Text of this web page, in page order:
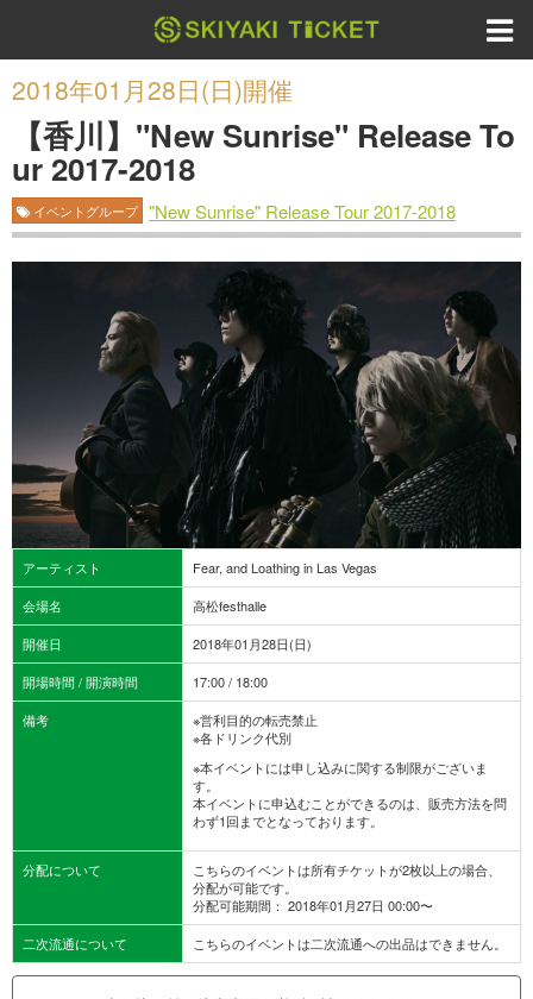
2018年01月28日(日)開催
【香川】"New Sunrise" Release To
ur 2017-2018
イベントグループ "New Sunrise" Release Tour 2017-2018
アーティスト
Fear, and Loathing in Las Vegas
会場名
高松festhalle
開催日
2018年01月28日(日)
開場時間 / 開演時間
17:00 / 18:00
備考
※営利目的の転売禁止
※各ドリンク代別
※本イベントには申し込みに関する制限がございま
す。
本イベントに申込むことができるのは、販売方法を問
わず1回までとなっております。
分配について
こちらのイベントは所有チケットが2枚以上の場合、
分配が可能です。
分配可能期間： 2018年01月27日 00:00〜
二次流通について
こちらのイベントは二次流通への出品はできません。